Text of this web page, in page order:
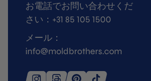
お電話でお問い合わせくだ
さい：+31 85 105 1500
メール：
info@moldbrothers.com